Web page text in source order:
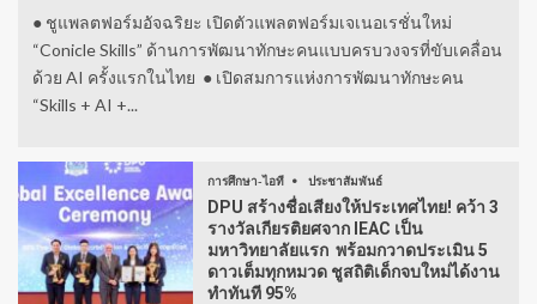
● ชูแพลตฟอร์มอัจฉริยะ เปิดตัวแพลตฟอร์มเจเนอเรชั่นใหม่
“Conicle Skills” ด้านการพัฒนาทักษะคนแบบครบวงจรที่ขับเคลื่อน
ด้วย AI ครั้งแรกในไทย ● เปิดสมการแห่งการพัฒนาทักษะคน
“Skills + AI +...
การศึกษา-ไอที ประชาสัมพันธ์
DPU สร้างชื่อเสียงให้ประเทศไทย! คว้า 3
รางวัลเกียรติยศจาก IEAC เป็น
มหาวิทยาลัยแรก พร้อมกวาดประเมิน 5
ดาวเต็มทุกหมวด ชูสถิติเด็กจบใหม่ได้งาน
ทำทันที 95%